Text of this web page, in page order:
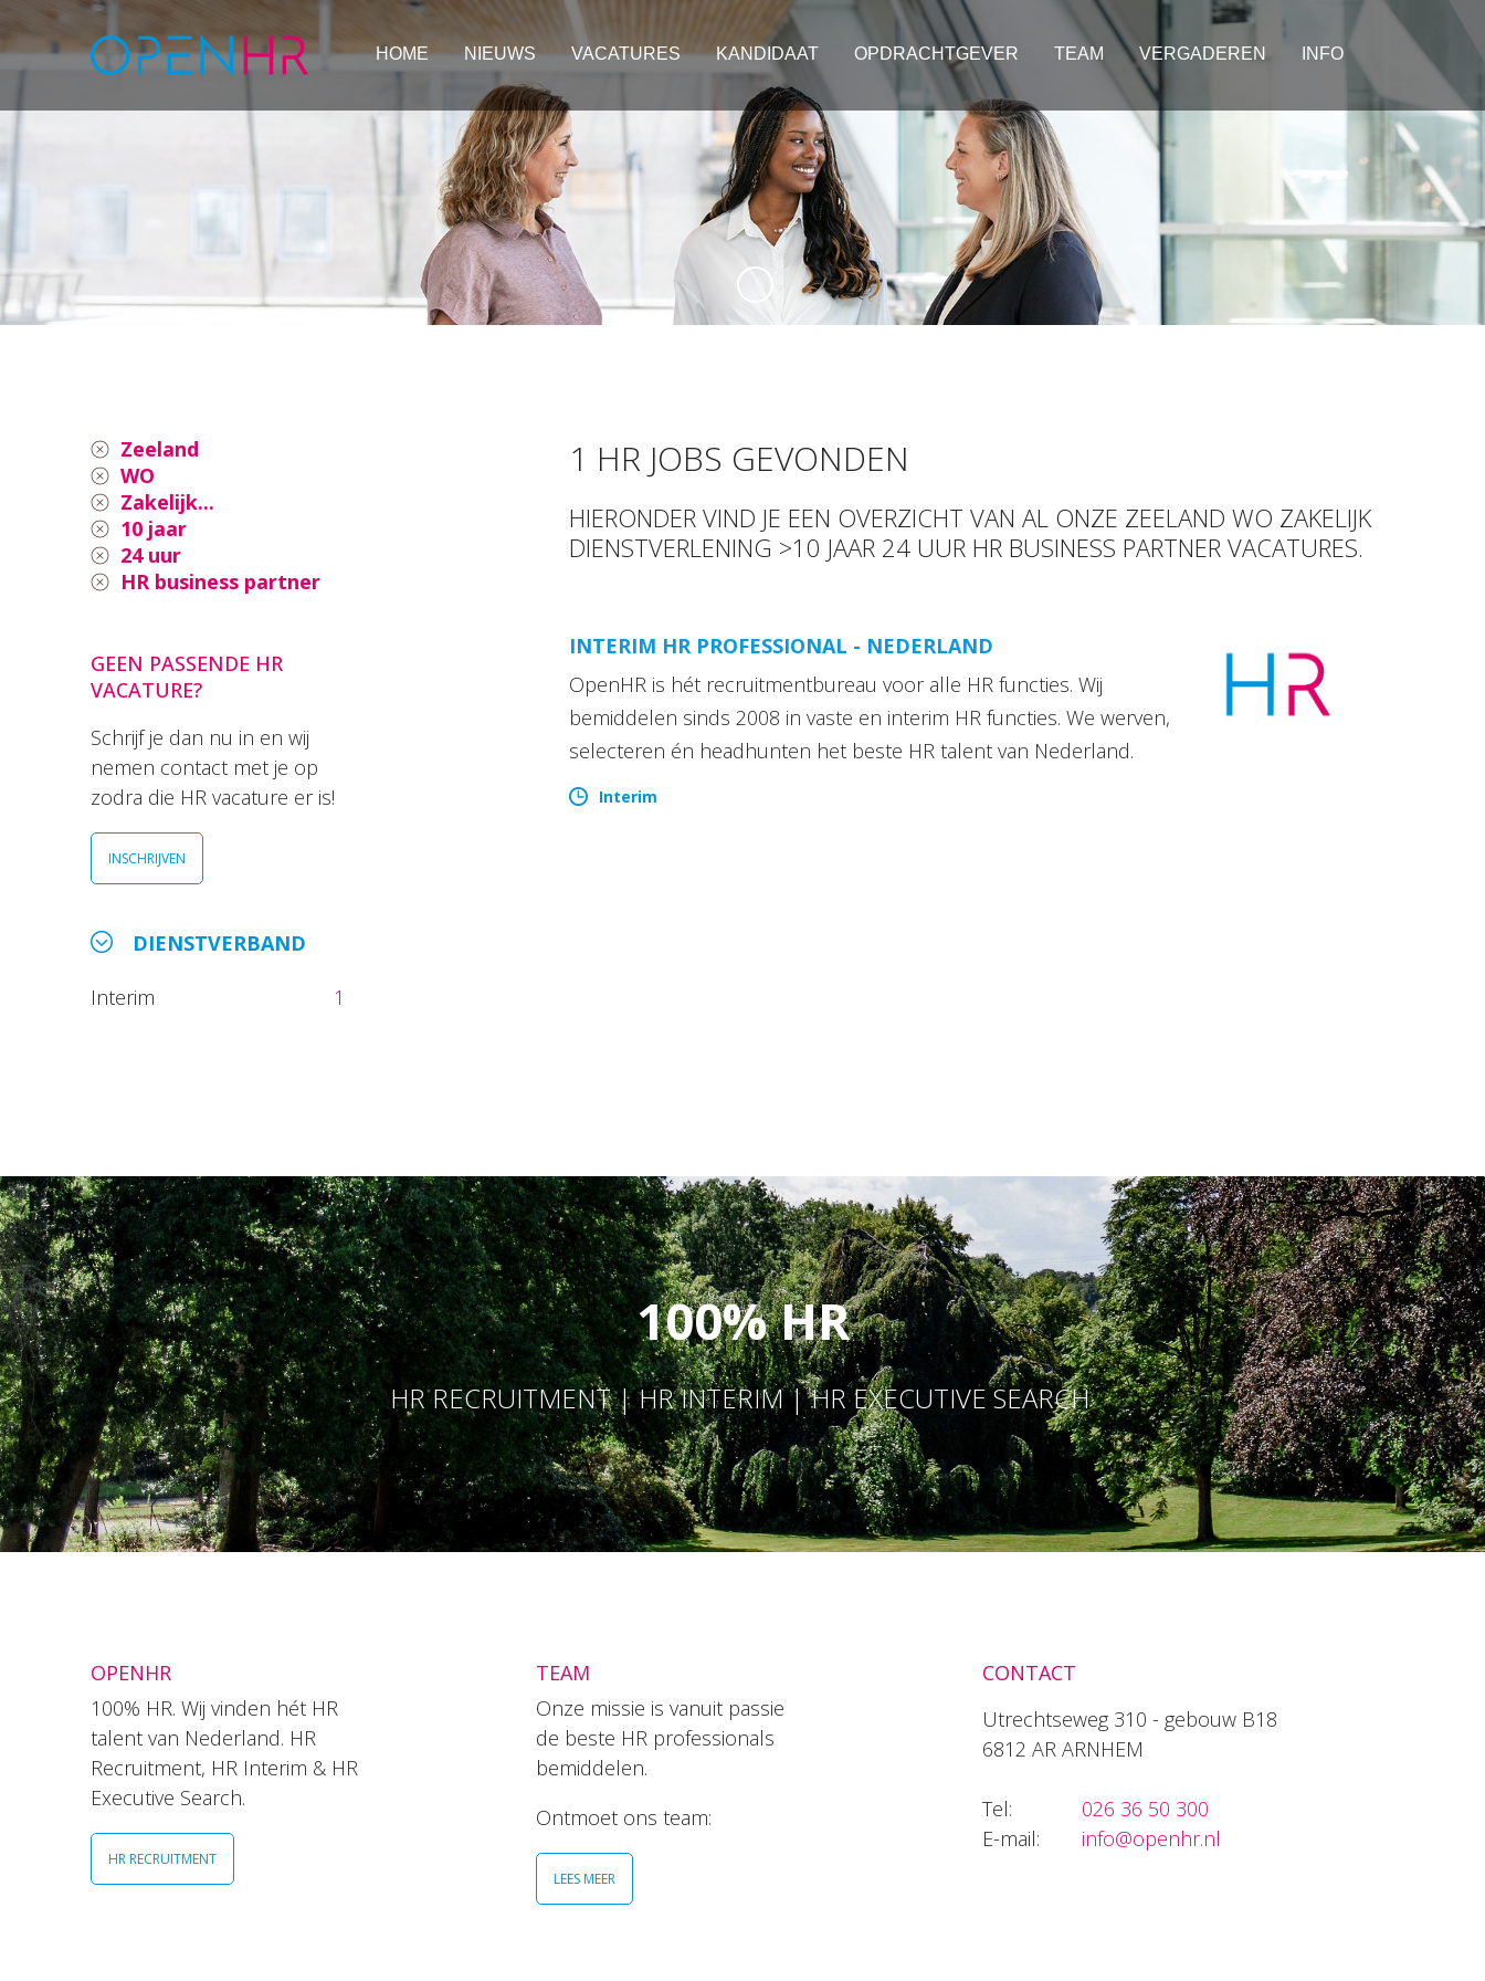
HOME NIEUWS VACATURES KANDIDAAT OPDRACHTGEVER TEAM VERGADEREN INFO
Zeeland
WO
Zakelijk...
10 jaar
24 uur
HR business partner
GEEN PASSENDE HR
VACATURE?
Schrijf je dan nu in en wij
nemen contact met je op
zodra die HR vacature er is!
INSCHRIJVEN
DIENSTVERBAND
Interim 1
1 HR JOBS GEVONDEN
HIERONDER VIND JE EEN OVERZICHT VAN AL ONZE ZEELAND WO ZAKELIJK
DIENSTVERLENING >10 JAAR 24 UUR HR BUSINESS PARTNER VACATURES.
INTERIM HR PROFESSIONAL - NEDERLAND
OpenHR is hét recruitmentbureau voor alle HR functies. Wij
bemiddelen sinds 2008 in vaste en interim HR functies. We werven,
selecteren én headhunten het beste HR talent van Nederland.
Interim
100% HR
HR RECRUITMENT | HR INTERIM | HR EXECUTIVE SEARCH
OPENHR
100% HR. Wij vinden hét HR
talent van Nederland. HR
Recruitment, HR Interim & HR
Executive Search.
HR RECRUITMENT
TEAM
Onze missie is vanuit passie
de beste HR professionals
bemiddelen.
Ontmoet ons team:
LEES MEER
CONTACT
Utrechtseweg 310 - gebouw B18
6812 AR ARNHEM
Tel:
026 36 50 300
E-mail:
info@openhr.nl